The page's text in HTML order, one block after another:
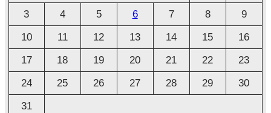
v
o
3
4 5 6 7 8
9
10
11 12 13 14 15
16
17
18 19 20 21 22
23
24
25 26 27 28 29
30
31